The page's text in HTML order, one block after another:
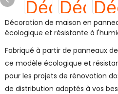
Décoration de maison en
écologique et résistante à
Fabriqué à partir de panneaux
ce modèle écologique et
pour les projets de rénovation
de distribution adaptés à vos